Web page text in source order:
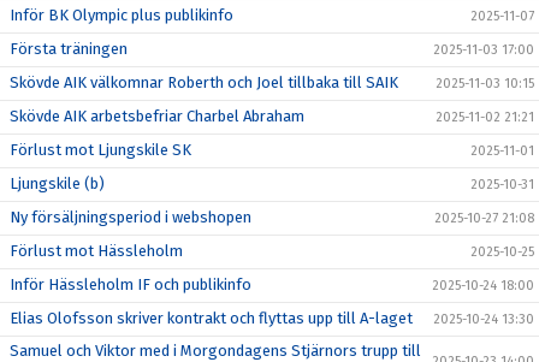
Inför BK Olympic plus publikinfo 2025-11-07
Första träningen 2025-11-03 17:00
Skövde AIK välkomnar Roberth och Joel tillbaka till SAIK 2025-11-03 10:15
Skövde AIK arbetsbefriar Charbel Abraham 2025-11-02 21:21
Förlust mot Ljungskile SK 2025-11-01
Ljungskile (b) 2025-10-31
Ny försäljningsperiod i webshopen 2025-10-27 21:08
Förlust mot Hässleholm 2025-10-25
Inför Hässleholm IF och publikinfo 2025-10-24 18:00
Elias Olofsson skriver kontrakt och flyttas upp till A-laget 2025-10-24 13:30
Samuel och Viktor med i Morgondagens Stjärnors trupp till